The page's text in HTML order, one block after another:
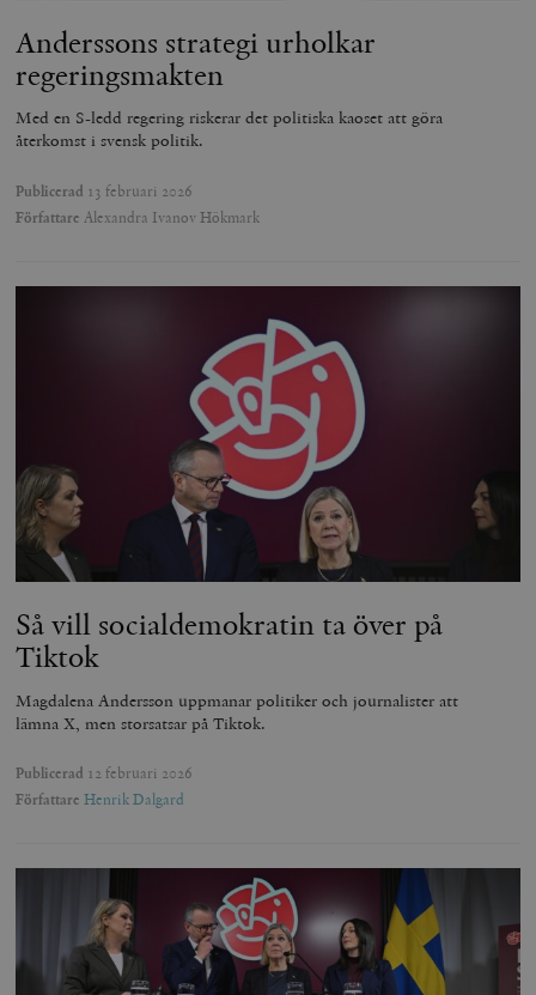
Anderssons strategi urholkar
regeringsmakten
Med en S-ledd regering riskerar det politiska kaoset att göra
återkomst i svensk politik.
Publicerad 13 februari 2026
Författare Alexandra Ivanov Hökmark
Så vill socialdemokratin ta över på
Tiktok
Magdalena Andersson uppmanar politiker och journalister att
lämna X, men storsatsar på Tiktok.
Publicerad 12 februari 2026
Författare Henrik Dalgard